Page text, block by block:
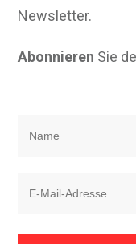
Newsletter.
Abonnieren Sie